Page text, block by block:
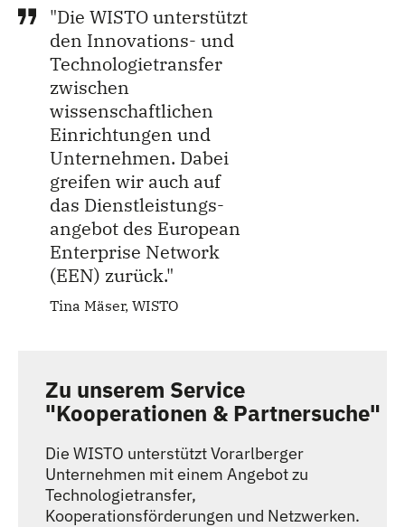
"Die WISTO unterstützt
den Innovations- und
Technologietransfer
zwischen
wissenschaftlichen
Einrichtungen und
Unternehmen. Dabei
greifen wir auch auf
das Dienstleistungs-
angebot des European
Enterprise Network
(EEN) zurück."
Tina Mäser, WISTO
Zu unserem Service
"Kooperationen & Partnersuche"
Die WISTO unterstützt Vorarlberger
Unternehmen mit einem Angebot zu
Technologietransfer,
Kooperationsförderungen und Netzwerken.